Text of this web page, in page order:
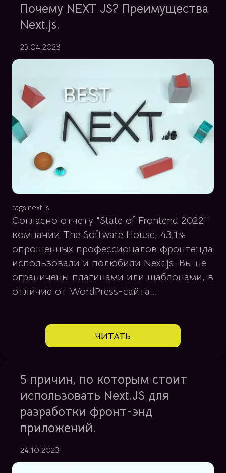
Почему NEXT JS? Преимущества
Next.js.
25.04.2023
tags:next.js
Согласно отчету "State of Frontend 2022"
компании The Software House, 43,1%
опрошенных профессионалов фронтенда
использовали и полюбили Next.js. Вы не
ограничены плагинами или шаблонами, в
отличие от WordPress-сайта...
ЧИТАТЬ
5 причин, по которым стоит
использовать Next.JS для
разработки фронт-энд
приложений.
24.10.2023